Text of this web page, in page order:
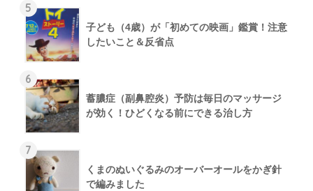
5
子ども（4歳）が「初めての映画」鑑賞！注意
したいこと＆反省点
6
蓄膿症（副鼻腔炎）予防は毎日のマッサージ
が効く！ひどくなる前にできる治し方
7
くまのぬいぐるみのオーバーオールをかぎ針
で編みました